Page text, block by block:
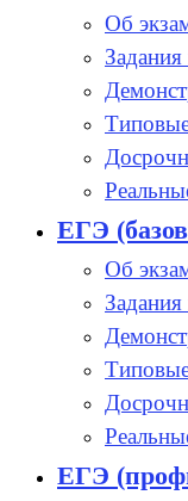
Об
ЕГЭ
Об
ЕГЭ